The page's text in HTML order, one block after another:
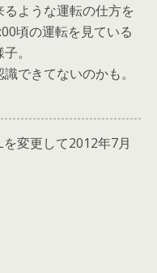
ような運転の仕方を
頃の運転を見ている
。
できてないのかも。
変更して2012年7月